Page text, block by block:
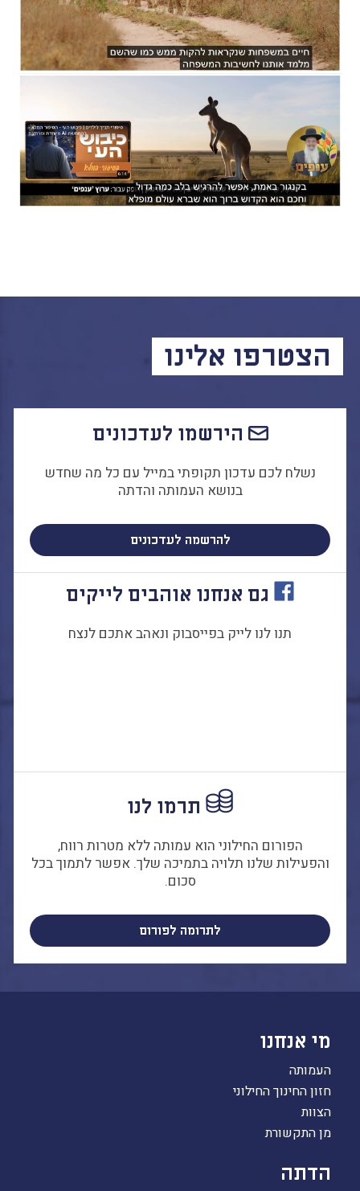
הצטרפו אלינו
הירשמו לעדכונים
נשלח לכם עדכון תקופתי במייל עם כל מה שחדש
בנושא העמותה והדתה
להרשמה לעדכונים
גם אנחנו אוהבים לייקים
תנו לנו לייק בפייסבוק ונאהב אתכם לנצח
תרמו לנו
הפורום החילוני הוא עמותה ללא מטרות רווח,
והפעילות שלנו תלויה בתמיכה שלך. אפשר לתמוך בכל
סכום.
לתרומה לפורום
מי אנחנו
העמותה
חזון החינוך החילוני
הצוות
מן התקשורת
הדתה